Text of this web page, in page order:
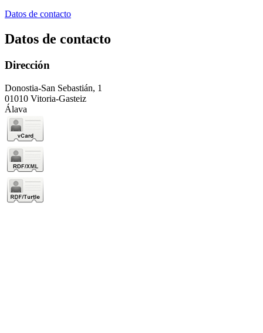
Datos de contacto
Datos de contacto
Dirección
Donostia-San Sebastián, 1
01010 Vitoria-Gasteiz
Álava